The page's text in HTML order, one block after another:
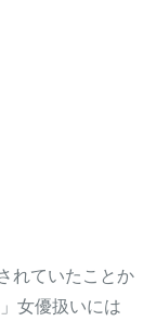
れていたことか
女優扱いには